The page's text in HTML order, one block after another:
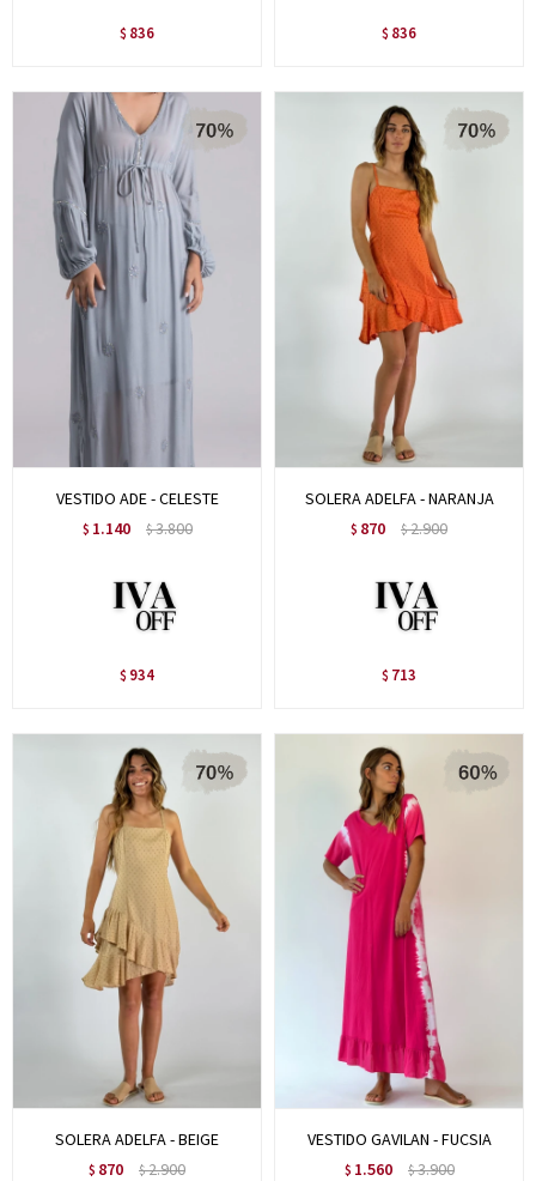
$ 836 $ 836
VESTIDO ADE - CELESTE
$ 1.140 $3.800
$ 934
SOLERA ADELFA - NARANJA
$ 870 $2.900
$ 713
SOLERA ADELFA - BEIGE
$ 870 $2.900
VESTIDO GAVILAN - FUCSIA
$ 1.560 $3.900